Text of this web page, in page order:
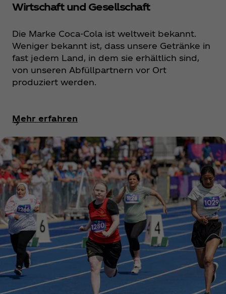
Wirtschaft und Gesellschaft
Die Marke Coca‑Cola ist weltweit bekannt.
Weniger bekannt ist, dass unsere Getränke in
fast jedem Land, in dem sie erhältlich sind,
von unseren Abfüllpartnern vor Ort
produziert werden.
Mehr erfahren